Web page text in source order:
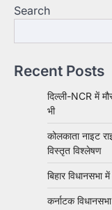
Search
Recent Posts
दिल्ली-NCR में
भी
कोलकाता नाइट
विस्तृत विश्लेषण
बिहार विधानसभा
कर्नाटक